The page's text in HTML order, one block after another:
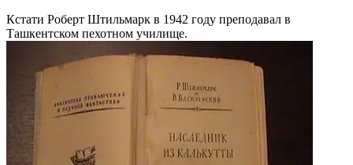
Кстати Роберт Штильмарк в 1942 году преподавал в
Ташкентском пехотном училище.